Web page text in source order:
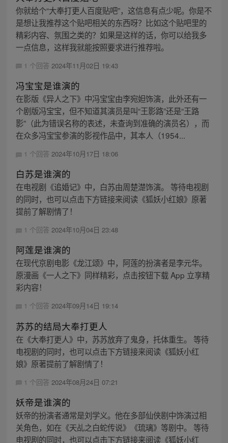
你就给个“大奉打更人百度贴吧”，这信息有点少呢。你是不
是想让我推荐这个贴吧相关的东西呀？比如这个贴吧里的
精彩内容、氛围之类的？如果是这样的话，你可以给我多
一点信息，这样我就能按照要求进行推荐啦。
1 个回答 2024年11月02日 19:43
冯宝宝是谁演的
在影版《异人之下》中冯宝宝由李宛妲饰演，此外还有一
个剧版冯宝宝，但不知道其演员是叫“王影路”还是“王路
影”（此为错误名称的表述，未查询到准确的演员名），而
在众多冯宝宝参演的影视作品中，其本人（1954...
1 个回答 2024年10月17日 18:06
白苏是谁演的
在电视剧《追婚记》中，白苏由周楚濋饰演。 等待电视剧
的同时，也可以点击下方链接来阅读《狐妖小红娘》原著
提前了解剧情了！
1 个回答 2024年10月04日 23:48
阿莲是谁演的
在现代京剧电影《龙江颂》中，阿莲的扮演者是李元华。
原漫画《一人之下》同样精彩，点击按钮下载 App 立享精
彩内容！
1 个回答 2024年09月14日 19:14
苏苏的结局大奉打更人
在《大奉打更人》中，苏苏放弃了鬼身，托体重生。 等待
电视剧的同时，也可以点击下方链接来阅读《狐妖小红
娘》原著提前了解剧情了！
1 个回答 2024年08月24日 07:21
妖帝是谁演的
妖帝的扮演者通常是刘学义。他在多部仙侠剧中饰演过相
关角色，如在《天乩之白蛇传说》《琉璃》等剧中。 等待
电视剧的同时，也可以点击下方链接来阅读《狐妖小红